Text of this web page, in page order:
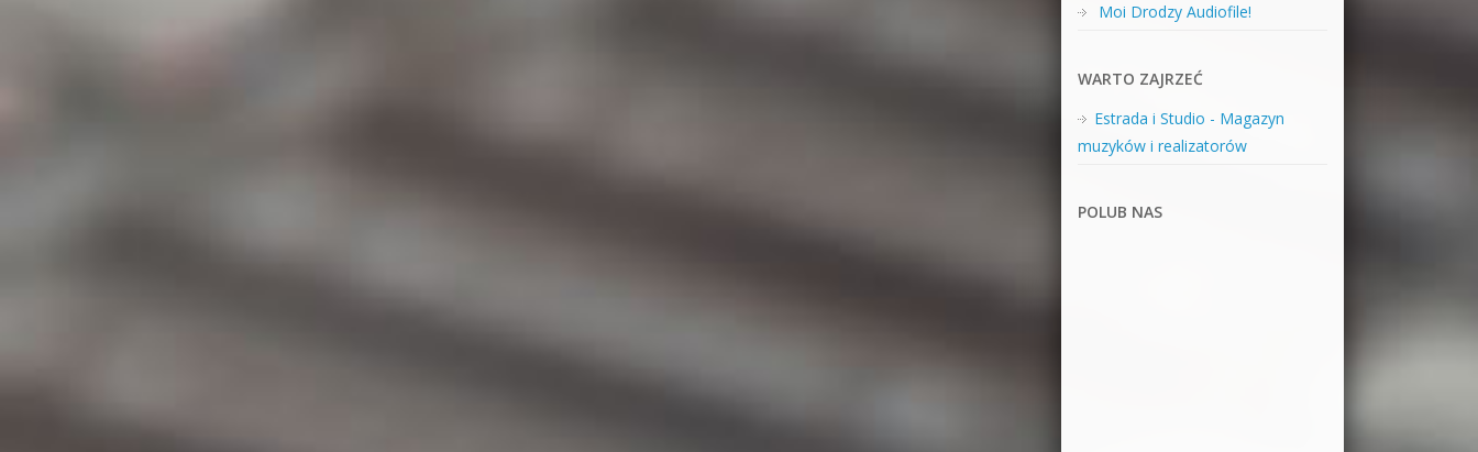
Moi Drodzy Audiofile!
WARTO ZAJRZEĆ
Estrada i Studio - Magazyn
muzyków i realizatorów
POLUB NAS